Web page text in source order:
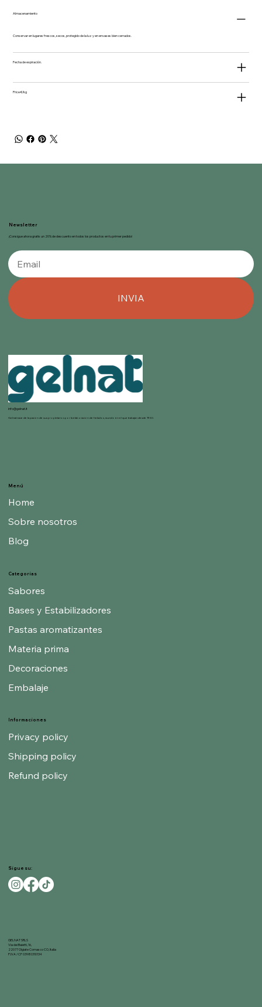
Almacenamiento
Conservar en lugares frescos, secos, protegido de la luz y en envases bien cerrados.
Fecha de expiración.
Price €/kg
Newsletter
¡Consigue ahora gratis un 20% de descuento en todos los productos en tu primer pedido!
INVIA
info@gelnat.it
Gelnat nace de la pasión de sus propietarios por la elaboración de helados, mundo en el que trabajan desde 1950.
Informaciones
Privacy policy
Shipping policy
Refund policy
Categorías
Sabores
Bases y Estabilizadores
Pastas aromatizantes
Materia prima
Decoraciones
Embalaje
Menú
Home
Sobre nosotros
Blog
Sigue su:
GELNAT SRLS
Via dei Baietti, 16,
22077 Olgiate Comasco CO, Italia
P.IVA / CF 03980310134